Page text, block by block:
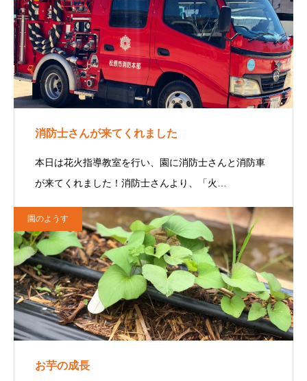
消防士さんが来てくれました
本日は花火指導教室を行い、園に消防士さんと消防車
が来てくれました！消防士さんより、「火…
園のようす
お芋の成長